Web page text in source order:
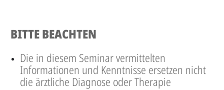
BITTE BEACHTEN
Die in diesem Seminar vermittelten
Informationen und Kenntnisse ersetzen nicht
die ärztliche Diagnose oder Therapie